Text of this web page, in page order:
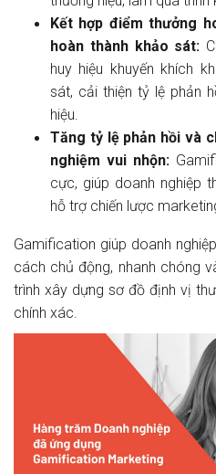
Kết hợp điểm thưởng
hoàn thành khảo sát:
huy hiệu khuyến khích
sát, cải thiện tỷ lệ phản
hiệu.
Tăng tỷ lệ phản hồi và
nghiệm vui nhộn:
cực, giúp doanh nghiệp
hỗ trợ chiến lược
Gamification giúp doanh
cách chủ động, nhanh chóng
trình xây dựng sơ đồ định vị
chính xác.